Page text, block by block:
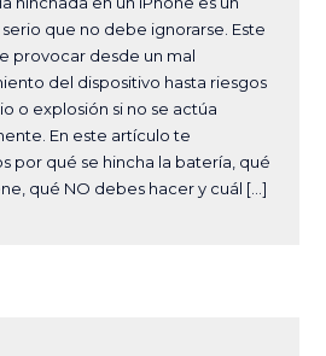
que no debe ignorarse. Este
provocar desde un mal
del dispositivo hasta riesgos
o explosión si no se actúa
En este artículo te
por qué se hincha la batería, qué
qué NO debes hacer y cuál […]